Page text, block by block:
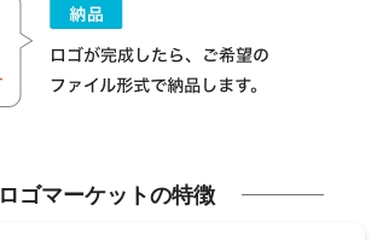
ロゴマーケットの特徴